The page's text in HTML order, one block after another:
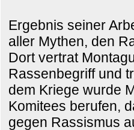
Ergebnis seiner
aller Mythen, den
Dort vertrat
Rassenbegriff und
dem Kriege wurde
Komitees berufen,
gegen Rassismus